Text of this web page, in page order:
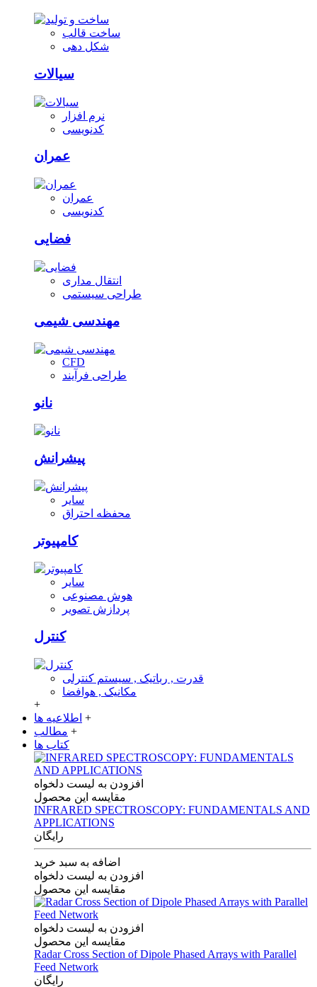
ساخت قالب
شکل دهی
سیالات
نرم افزار
کدنویسی
عمران
عمران
کدنویسی
فضایی
انتقال مداری
طراحی سیستمی
مهندسی شیمی
CFD
طراحی فرآیند
نانو
پیشرانش
سایر
محفظه احتراق
کامپیوتر
سایر
هوش مصنوعی
پردازش تصویر
کنترل
قدرت , رباتیک , سیستم کنترلی
مکانیک , هوافضا
+
اطلاعیه ها +
مطالب +
کتاب ها
افزودن به لیست دلخواه
مقایسه این محصول
INFRARED SPECTROSCOPY: FUNDAMENTALS AND
APPLICATIONS
رایگان
اضافه به سبد خرید
افزودن به لیست دلخواه
مقایسه این محصول
افزودن به لیست دلخواه
مقایسه این محصول
Radar Cross Section of Dipole Phased Arrays with Parallel
Feed Network
رایگان